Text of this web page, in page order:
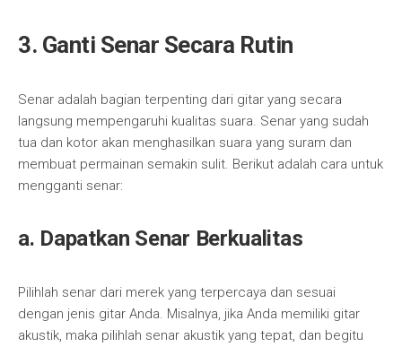
3. Ganti Senar Secara Rutin
Senar adalah bagian terpenting dari gitar yang secara
langsung mempengaruhi kualitas suara. Senar yang sudah
tua dan kotor akan menghasilkan suara yang suram dan
membuat permainan semakin sulit. Berikut adalah cara untuk
mengganti senar:
a. Dapatkan Senar Berkualitas
Pilihlah senar dari merek yang terpercaya dan sesuai
dengan jenis gitar Anda. Misalnya, jika Anda memiliki gitar
akustik, maka pilihlah senar akustik yang tepat, dan begitu